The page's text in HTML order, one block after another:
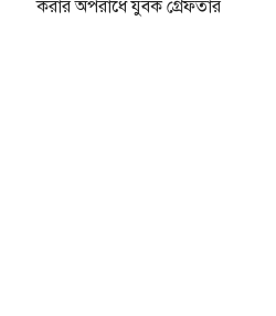
করার অপরাধে যুবক গ্রেফতার